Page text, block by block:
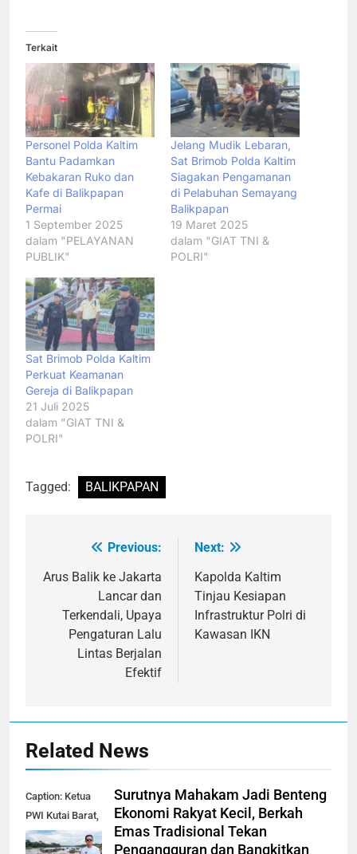
Terkait
Personel Polda Kaltim
Bantu Padamkan
Kebakaran Ruko dan
Kafe di Balikpapan
Permai
1 September 2025
dalam "PELAYANAN
PUBLIK"
Jelang Mudik Lebaran,
Sat Brimob Polda Kaltim
Siagakan Pengamanan
di Pelabuhan Semayang
Balikpapan
19 Maret 2025
dalam "GIAT TNI &
POLRI"
Sat Brimob Polda Kaltim
Perkuat Keamanan
Gereja di Balikpapan
21 Juli 2025
dalam "GIAT TNI &
POLRI"
Tagged: BALIKPAPAN
Navigasi
pos
Previous:
Arus Balik ke Jakarta
Lancar dan
Terkendali, Upaya
Pengaturan Lalu
Lintas Berjalan
Efektif
Next:
Kapolda Kaltim
Tinjau Kesiapan
Infrastruktur Polri di
Kawasan IKN
Related News
Caption: Ketua
PWI Kutai Barat,
Alfian Nur (dok-
Surutnya Mahakam Jadi Benteng
Ekonomi Rakyat Kecil, Berkah
Emas Tradisional Tekan
Pengangguran dan Bangkitkan